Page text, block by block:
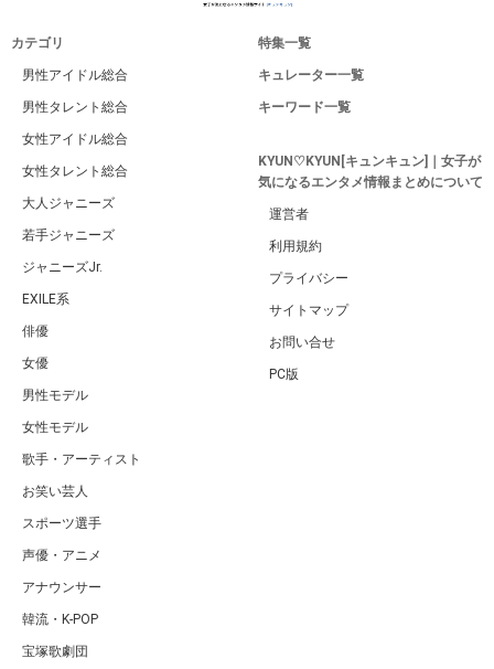
カテゴリ
男性アイドル総合
男性タレント総合
女性アイドル総合
女性タレント総合
大人ジャニーズ
若手ジャニーズ
ジャニーズJr.
EXILE系
俳優
女優
男性モデル
女性モデル
歌手・アーティスト
お笑い芸人
スポーツ選手
声優・アニメ
アナウンサー
韓流・K-POP
宝塚歌劇団
特集一覧
キュレーター一覧
キーワード一覧
KYUN♡KYUN[キュンキュン]｜女子が
気になるエンタメ情報まとめについて
運営者
利用規約
プライバシー
サイトマップ
お問い合せ
PC版